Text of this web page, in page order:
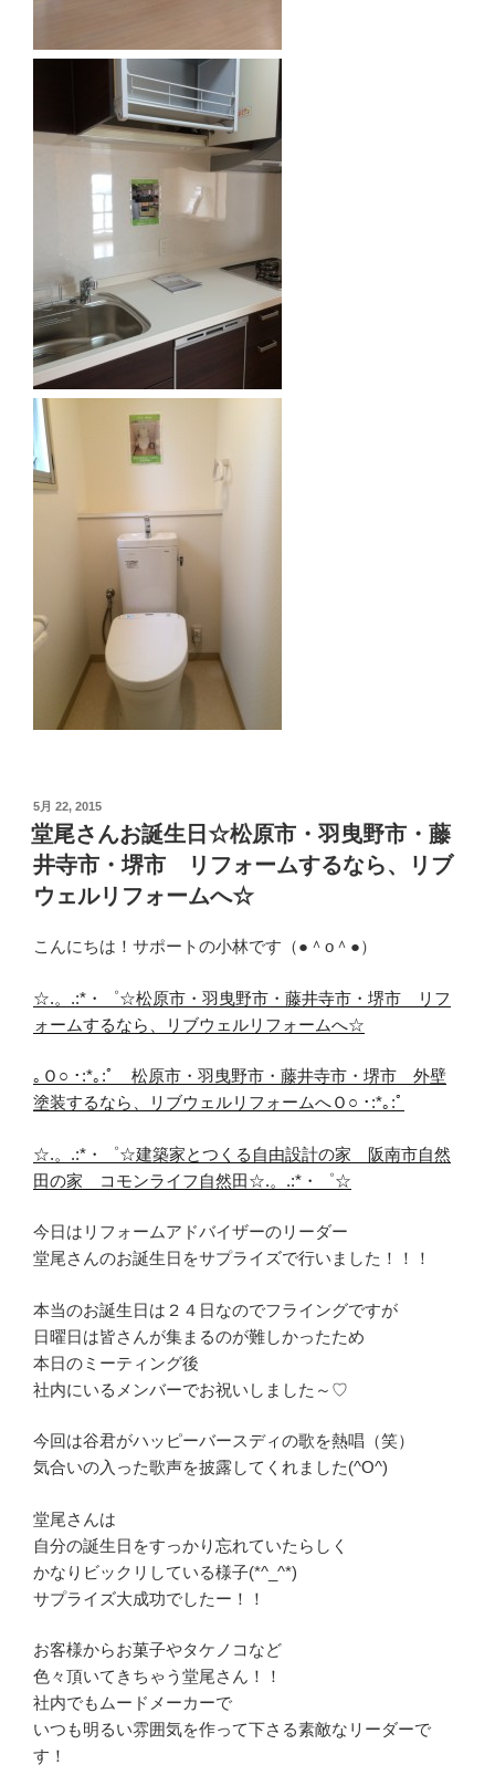
投
稿
日:
5月 22, 2015
堂尾さんお誕生日☆松原市・羽曳野市・藤
井寺市・堺市 リフォームするなら、リブ
ウェルリフォームへ☆
こんにちは！サポートの小林です（●＾o＾●）
☆.。.:*・゜☆松原市・羽曳野市・藤井寺市・堺市 リフ
ォームするなら、リブウェルリフォームへ☆
｡Ｏ○ ･:*｡:ﾟ 松原市・羽曳野市・藤井寺市・堺市 外壁
塗装するなら、リブウェルリフォームへＯ○ ･:*｡:ﾟ
☆.。.:*・゜☆建築家とつくる自由設計の家 阪南市自然
田の家 コモンライフ自然田☆.。.:*・゜☆
今日はリフォームアドバイザーのリーダー
堂尾さんのお誕生日をサプライズで行いました！！！
本当のお誕生日は２４日なのでフライングですが
日曜日は皆さんが集まるのが難しかったため
本日のミーティング後
社内にいるメンバーでお祝いしました～♡
今回は谷君がハッピーバースディの歌を熱唱（笑）
気合いの入った歌声を披露してくれました(^O^)
堂尾さんは
自分の誕生日をすっかり忘れていたらしく
かなりビックリしている様子(*^_^*)
サプライズ大成功でしたー！！
お客様からお菓子やタケノコなど
色々頂いてきちゃう堂尾さん！！
社内でもムードメーカーで
いつも明るい雰囲気を作って下さる素敵なリーダーで
す！